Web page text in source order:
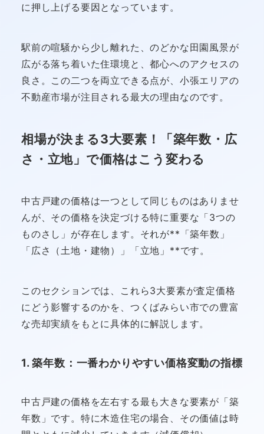
に押し上げる要因となっています。
駅前の喧騒から少し離れた、のどかな田園風景が
広がる落ち着いた住環境と、都心へのアクセスの
良さ。この二つを両立できる点が、小張エリアの
不動産市場が注目される最大の理由なのです。
相場が決まる3大要素！「築年数・広
さ・立地」で価格はこう変わる
中古戸建の価格は一つとして同じものはありませ
んが、その価格を決定づける特に重要な「3つの
ものさし」が存在します。それが**「築年数」
「広さ（土地・建物）」「立地」**です。
このセクションでは、これら3大要素が査定価格
にどう影響するのかを、つくばみらい市での豊富
な売却実績をもとに具体的に解説します。
1. 築年数：一番わかりやすい価格変動の指標
中古戸建の価格を左右する最も大きな要素が「築
年数」です。特に木造住宅の場合、その価値は時